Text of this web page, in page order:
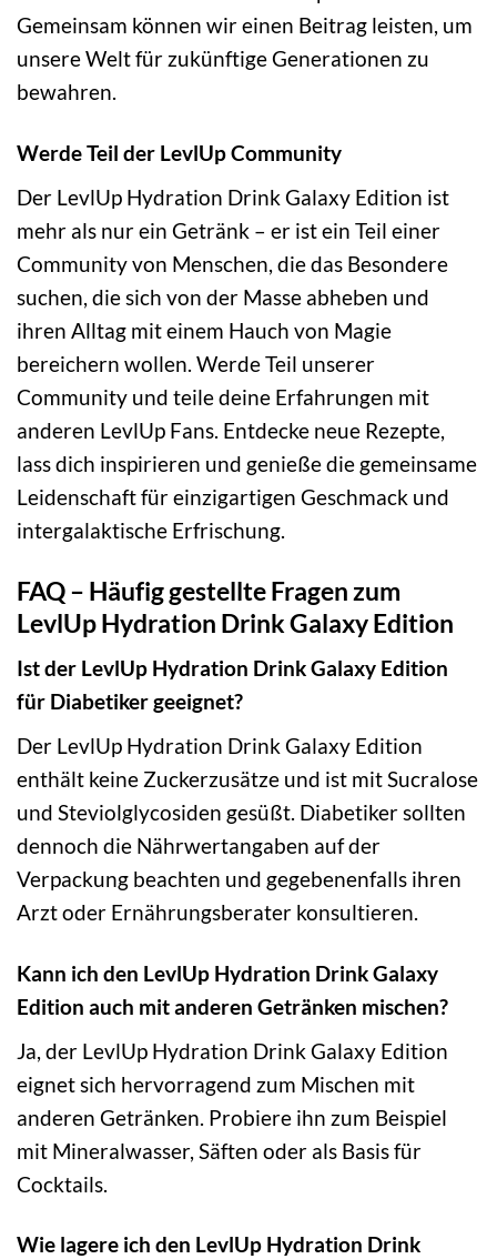
Gemeinsam können wir einen Beitrag leisten, um
unsere Welt für zukünftige Generationen zu
bewahren.
Werde Teil der LevlUp Community
Der LevlUp Hydration Drink Galaxy Edition ist
mehr als nur ein Getränk – er ist ein Teil einer
Community von Menschen, die das Besondere
suchen, die sich von der Masse abheben und
ihren Alltag mit einem Hauch von Magie
bereichern wollen. Werde Teil unserer
Community und teile deine Erfahrungen mit
anderen LevlUp Fans. Entdecke neue Rezepte,
lass dich inspirieren und genieße die gemeinsame
Leidenschaft für einzigartigen Geschmack und
intergalaktische Erfrischung.
FAQ – Häufig gestellte Fragen zum
LevlUp Hydration Drink Galaxy Edition
Ist der LevlUp Hydration Drink Galaxy Edition
für Diabetiker geeignet?
Der LevlUp Hydration Drink Galaxy Edition
enthält keine Zuckerzusätze und ist mit Sucralose
und Steviolglycosiden gesüßt. Diabetiker sollten
dennoch die Nährwertangaben auf der
Verpackung beachten und gegebenenfalls ihren
Arzt oder Ernährungsberater konsultieren.
Kann ich den LevlUp Hydration Drink Galaxy
Edition auch mit anderen Getränken mischen?
Ja, der LevlUp Hydration Drink Galaxy Edition
eignet sich hervorragend zum Mischen mit
anderen Getränken. Probiere ihn zum Beispiel
mit Mineralwasser, Säften oder als Basis für
Cocktails.
Wie lagere ich den LevlUp Hydration Drink